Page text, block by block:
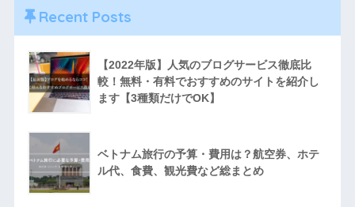
Recent Posts
【2022年版】人気のブログサービス徹底比
較！無料・有料でおすすめのサイトを紹介し
ます【3種類だけでOK】
ベトナム旅行の予算・費用は？航空券、ホテ
ル代、食費、観光費など総まとめ